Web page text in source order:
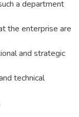
a department
the enterprise are
and strategic
technical